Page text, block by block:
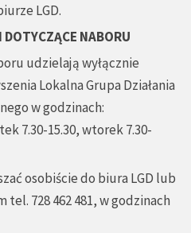
LGD.
NABORU
udzielają wyłącznie
Lokalna Grupa Działania
w godzinach:
7.30-15.30, wtorek 7.30-
osobiście do biura LGD lub
728 462 481, w godzinach